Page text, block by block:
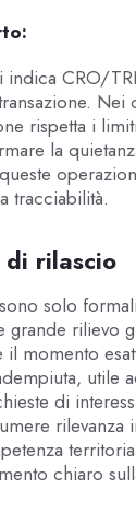
indica CRO/
Nei
rispetta i
la
tracciabilità.
rilascio
solo
grande rilievo
momento
utile
di
rilevanza
chiaro